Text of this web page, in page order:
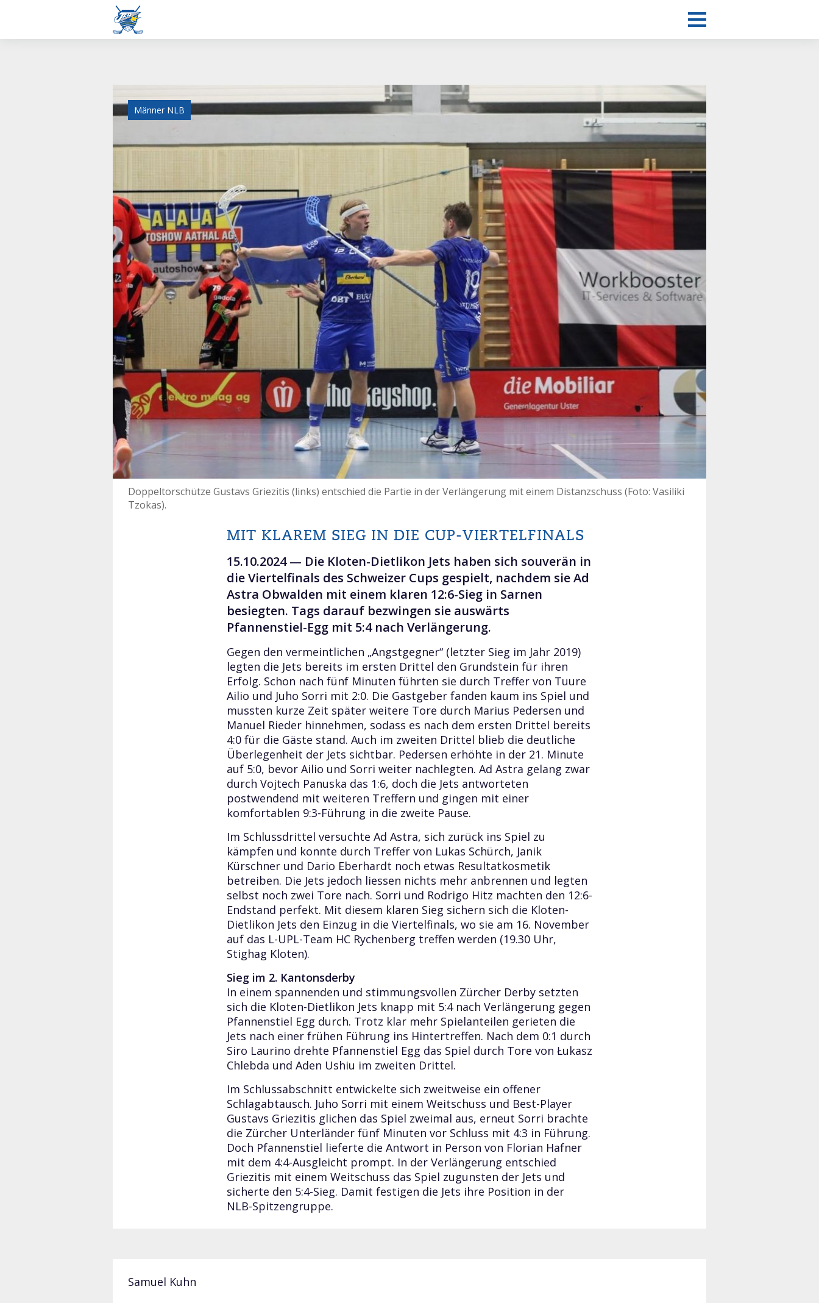
Doppeltorschütze Gustavs Griezitis (links) entschied die Partie in der Verlängerung mit einem Distanzschuss (Foto: Vasiliki
Tzokas).
Männer NLB
MIT KLAREM SIEG IN DIE CUP-VIERTELFINALS
15.10.2024 — Die Kloten-Dietlikon Jets haben sich souverän in
die Viertelfinals des Schweizer Cups gespielt, nachdem sie Ad
Astra Obwalden mit einem klaren 12:6-Sieg in Sarnen
besiegten. Tags darauf bezwingen sie auswärts
Pfannenstiel-Egg mit 5:4 nach Verlängerung.
Gegen den vermeintlichen „Angstgegner“ (letzter Sieg im Jahr 2019)
legten die Jets bereits im ersten Drittel den Grundstein für ihren
Erfolg. Schon nach fünf Minuten führten sie durch Treffer von Tuure
Ailio und Juho Sorri mit 2:0. Die Gastgeber fanden kaum ins Spiel und
mussten kurze Zeit später weitere Tore durch Marius Pedersen und
Manuel Rieder hinnehmen, sodass es nach dem ersten Drittel bereits
4:0 für die Gäste stand. Auch im zweiten Drittel blieb die deutliche
Überlegenheit der Jets sichtbar. Pedersen erhöhte in der 21. Minute
auf 5:0, bevor Ailio und Sorri weiter nachlegten. Ad Astra gelang zwar
durch Vojtech Panuska das 1:6, doch die Jets antworteten
postwendend mit weiteren Treffern und gingen mit einer
komfortablen 9:3-Führung in die zweite Pause.
Im Schlussdrittel versuchte Ad Astra, sich zurück ins Spiel zu
kämpfen und konnte durch Treffer von Lukas Schürch, Janik
Kürschner und Dario Eberhardt noch etwas Resultatkosmetik
betreiben. Die Jets jedoch liessen nichts mehr anbrennen und legten
selbst noch zwei Tore nach. Sorri und Rodrigo Hitz machten den 12:6-
Endstand perfekt. Mit diesem klaren Sieg sichern sich die Kloten-
Dietlikon Jets den Einzug in die Viertelfinals, wo sie am 16. November
auf das L-UPL-Team HC Rychenberg treffen werden (19.30 Uhr,
Stighag Kloten).
Sieg im 2. Kantonsderby
In einem spannenden und stimmungsvollen Zürcher Derby setzten
sich die Kloten-Dietlikon Jets knapp mit 5:4 nach Verlängerung gegen
Pfannenstiel Egg durch. Trotz klar mehr Spielanteilen gerieten die
Jets nach einer frühen Führung ins Hintertreffen. Nach dem 0:1 durch
Siro Laurino drehte Pfannenstiel Egg das Spiel durch Tore von Łukasz
Chlebda und Aden Ushiu im zweiten Drittel.
Im Schlussabschnitt entwickelte sich zweitweise ein offener
Schlagabtausch. Juho Sorri mit einem Weitschuss und Best-Player
Gustavs Griezitis glichen das Spiel zweimal aus, erneut Sorri brachte
die Zürcher Unterländer fünf Minuten vor Schluss mit 4:3 in Führung.
Doch Pfannenstiel lieferte die Antwort in Person von Florian Hafner
mit dem 4:4-Ausgleicht prompt. In der Verlängerung entschied
Griezitis mit einem Weitschuss das Spiel zugunsten der Jets und
sicherte den 5:4-Sieg. Damit festigen die Jets ihre Position in der
NLB-Spitzengruppe.
Samuel Kuhn